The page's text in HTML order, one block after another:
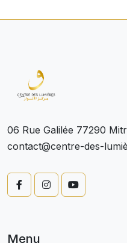
06 Rue Galilée 77290
contact@centre-des-
Menu